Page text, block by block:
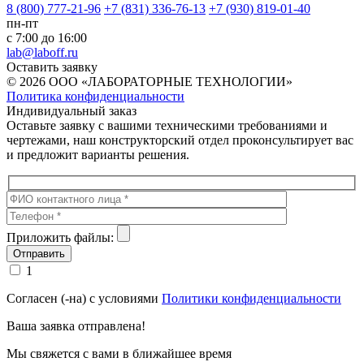
8 (800) 777-21-96 +7 (831) 336-76-13 +7 (930) 819-01-40
пн-пт
с 7:00 до 16:00
lab@laboff.ru
Оставить заявку
© 2026 ООО «ЛАБОРАТОРНЫЕ ТЕХНОЛОГИИ»
Политика конфиденциальности
Индивидуальный заказ
Оставьте заявку с вашими техническими требованиями и
чертежами, наш конструкторский отдел проконсультирует вас
и предложит варианты решения.
Приложить файлы:
1
Согласен (-на) с условиями Политики конфиденциальности
Ваша заявка отправлена!
Мы свяжется с вами в ближайшее время